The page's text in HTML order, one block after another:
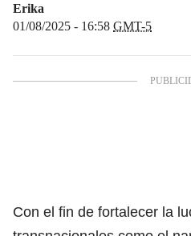
Erika
01/08/2025 - 16:58 GMT-5
Con el fin de fortalecer la